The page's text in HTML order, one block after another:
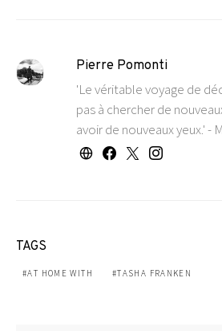
Pierre Pomonti
'Le véritable voyage de
pas à chercher de
avoir de nouveaux yeux.' -
TAGS
AT HOME WITH TASHA FRANKEN